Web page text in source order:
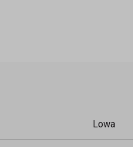
Lowa